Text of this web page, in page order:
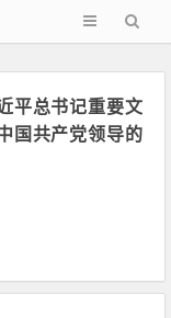
平总书记重要文
国共产党领导的